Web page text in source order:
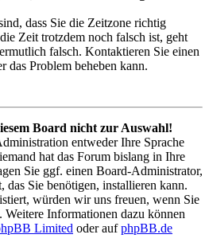
dass Sie die Zeitzone richtig
Zeit trotzdem noch falsch ist, geht
falsch. Kontaktieren Sie einen
das Problem beheben kann.
Board nicht zur Auswahl!
entweder Ihre Sprache
hat das Forum bislang in Ihre
Sie ggf. einen Board-Administrator,
das Sie benötigen, installieren kann.
würden wir uns freuen, wenn Sie
Weitere Informationen dazu können
Limited oder aufphpBB.de